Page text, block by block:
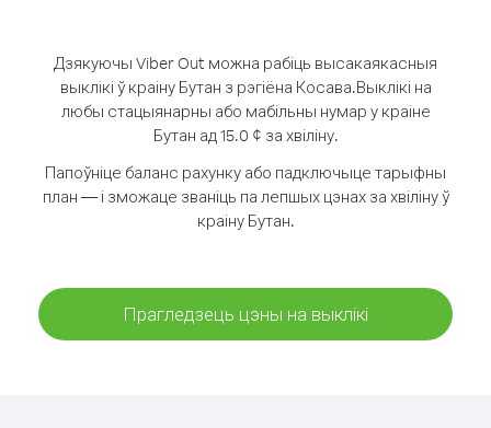
Дзякуючы Viber Out можна рабіць высакаякасныя
выклікі ў краіну Бутан з рэгіёна Косава.Выклікі на
любы стацыянарны або мабільны нумар у краіне
Бутан ад 15.0 ¢ за хвіліну.
Папоўніце баланс рахунку або падключыце тарыфны
план — і зможаце званіць па лепшых цэнах за хвіліну ў
краіну Бутан.
Прагледзець цэны на выклікі